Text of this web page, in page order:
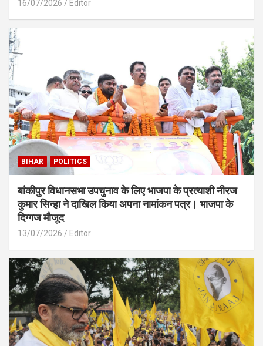
16/07/2026 Editor
BIHAR POLITICS
बांकीपुर विधानसभा उपचुनाव के लिए भाजपा के प्रत्याशी नीरज
कुमार सिन्हा ने दाखिल किया अपना नामांकन पत्र। भाजपा के
दिग्गज मौजूद
13/07/2026 Editor